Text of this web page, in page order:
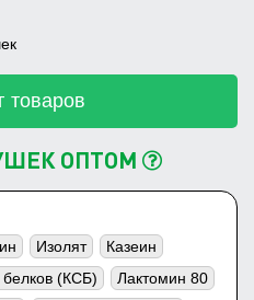
товаров
ОПТОМ
Изолят
Казеин
(КСБ)
Лактомин 80